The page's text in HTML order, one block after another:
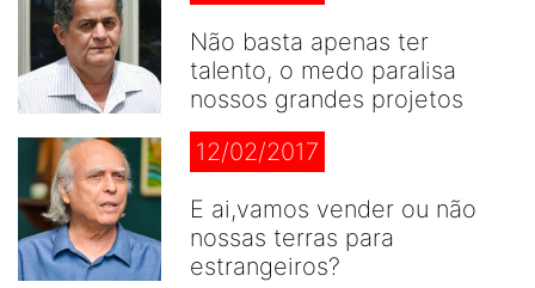
Não basta apenas ter
talento, o medo paralisa
nossos grandes projetos
12/02/2017
E ai,vamos vender ou não
nossas terras para
estrangeiros?